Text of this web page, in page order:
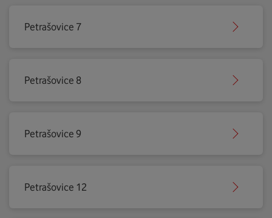
Petrašovice 7
Petrašovice 8
Petrašovice 9
Petrašovice 12